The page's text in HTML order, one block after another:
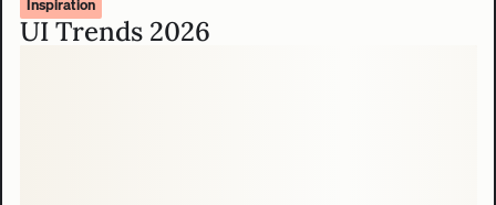
UI Trends 2026